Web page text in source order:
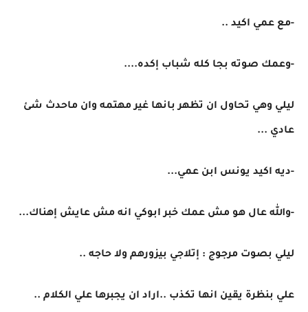
-مع عمي اكيد ..
-وعمك صوته بجا كله شباب إكده....
ليلي وهي تحاول ان تظهر بانها غير مهتمه وان ماحدث شئ
عادي ...
-ديه اكيد يونس ابن عمي...
-والله عال هو مش عمك خبر ابوكي انه مش عايش إهناك...
ليلي بصوت مرجوج : إتلاجي بيزورهم ولا حاجه ..
علي بنظرة يقين انها تكذب ..اراد ان يجبرها علي الكلام ..